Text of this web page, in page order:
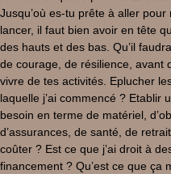
Jusqu’où es-tu prête à aller
lancer, il faut bien avoir en tête
des hauts et des bas. Qu’il
de courage, de résilience, avant
vivre de tes activités. Eplucher
laquelle j’ai commencé ? Etablir
besoin en terme de matériel,
d’assurances, de santé, de
coûter ? Est ce que j’ai droit à
financement ? Qu’est ce que ça